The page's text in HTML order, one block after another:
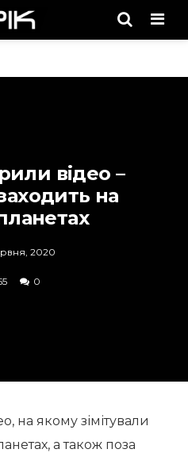
відео –
на
2020
0
на якому зімітували
а також поза